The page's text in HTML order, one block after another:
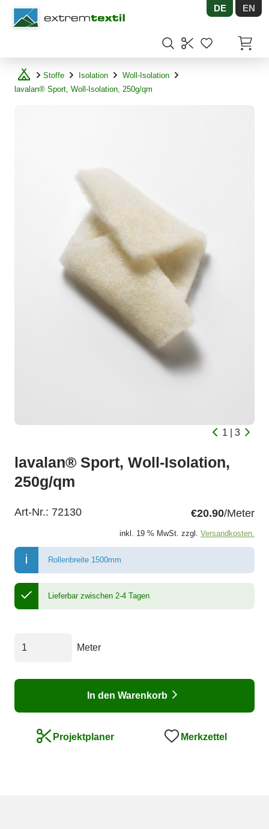
Shopware DE EN
Stoffe Isolation
Woll-Isolation
lavalan® Sport, Woll-Isolation, 250g/qm
1 | 3
lavalan® Sport, Woll-Isolation,
250g/qm
Art-Nr.: 72130 €20.90/Meter
inkl. 19 % MwSt. zzgl. Versandkosten.
Rollenbreite 1500mm
Lieferbar zwischen 2-4 Tagen
Meter
In den Warenkorb
Projektplaner Merkzettel